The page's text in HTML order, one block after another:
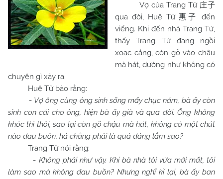
Vợ của Trang Tử 庄子
qua đời, Huệ Tử 惠子
đến
viếng. Khi đến nhà Trang Tử,
thấy Trang Tử đang ngồi
xoạc cẳng, còn gõ vào chậu
mà hát, dường như không có
chuyện gì xảy ra.
Huệ Tử bảo rằng:
- Vợ ông cùng ông sinh sống mấy chục năm, bà ấy còn
sinh con cái cho ông, hiện bà ấy già và qua đời. Ông không
khóc thì thôi, sao lại còn gõ chậu mà hát, không có một chút
nào đau buồn, há chẳng phải là quá đáng lắm sao?
Trang Tử nói rằng:
- Không phải như vậy. Khi bà nhà tôi vừa mới mất, tôi
làm sao mà không đau buồn? Nhưng nghĩ kĩ lại, bà ấy ban